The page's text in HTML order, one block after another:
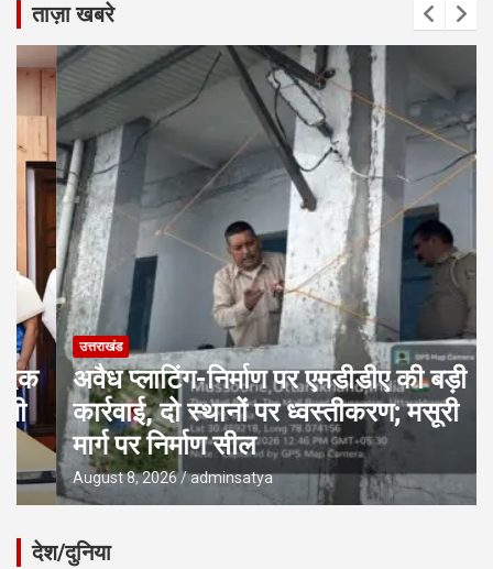
ताज़ा खबरे
उत्तराखंड
अवैध प्लाटिंग-निर्माण पर एमडीडीए की बड़ी
कार्रवाई, दो स्थानों पर ध्वस्तीकरण; मसूरी
मार्ग पर निर्माण सील
August 8, 2026 adminsatya
देश/दुनिया